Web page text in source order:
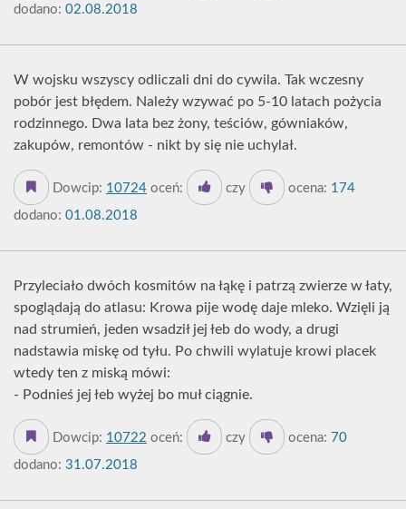
dodano: 02.08.2018
W wojsku wszyscy odliczali dni do cywila. Tak wczesny
pobór jest błędem. Należy wzywać po 5-10 latach pożycia
rodzinnego. Dwa lata bez żony, teściów, gówniaków,
zakupów, remontów - nikt by się nie uchylał.
Dowcip: 10724 oceń: czy ocena: 174
dodano: 01.08.2018
Przyleciało dwóch kosmitów na łąkę i patrzą zwierze w łaty,
spoglądają do atlasu: Krowa pije wodę daje mleko. Wzięli ją
nad strumień, jeden wsadził jej łeb do wody, a drugi
nadstawia miskę od tyłu. Po chwili wylatuje krowi placek
wtedy ten z miską mówi:
- Podnieś jej łeb wyżej bo muł ciągnie.
Dowcip: 10722 oceń: czy ocena: 70
dodano: 31.07.2018